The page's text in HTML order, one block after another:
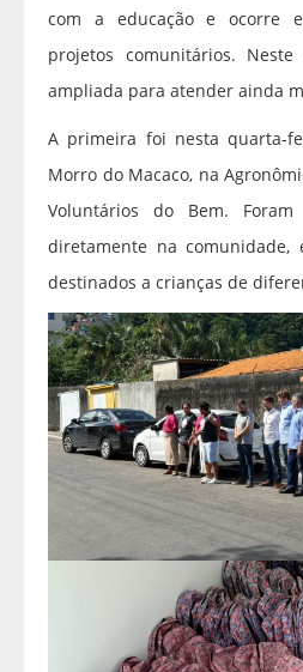
com a educação e ocorre
projetos comunitários.
ampliada para atender ainda
A primeira foi nesta quarta-
Morro do Macaco, na
Voluntários do Bem.
diretamente na
destinados a crianças de